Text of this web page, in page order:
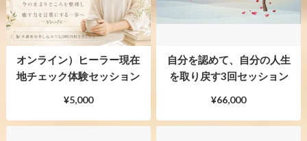
オンライン）ヒーラー現在
地チェック体験セッション
¥5,000
自分を認めて、自分の人生
を取り戻す3回セッション
¥66,000